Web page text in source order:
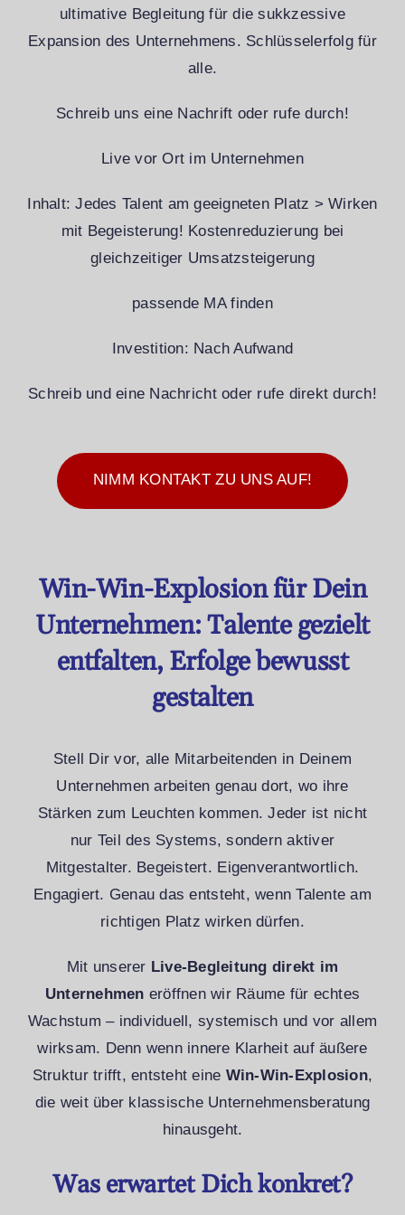
ultimative Begleitung für die sukkzessive
Expansion des Unternehmens. Schlüsselerfolg für
alle.
Schreib uns eine Nachrift oder rufe durch!
Live vor Ort im Unternehmen
Inhalt: Jedes Talent am geeigneten Platz > Wirken
mit Begeisterung! Kostenreduzierung bei
gleichzeitiger Umsatzsteigerung
passende MA finden
Investition: Nach Aufwand
Schreib und eine Nachricht oder rufe direkt durch!
NIMM KONTAKT ZU UNS AUF!
Win-Win-Explosion für Dein
Unternehmen: Talente gezielt
entfalten, Erfolge bewusst
gestalten
Stell Dir vor, alle Mitarbeitenden in Deinem
Unternehmen arbeiten genau dort, wo ihre
Stärken zum Leuchten kommen. Jeder ist nicht
nur Teil des Systems, sondern aktiver
Mitgestalter. Begeistert. Eigenverantwortlich.
Engagiert. Genau das entsteht, wenn Talente am
richtigen Platz wirken dürfen.
Mit unserer Live-Begleitung direkt im
Unternehmen eröffnen wir Räume für echtes
Wachstum – individuell, systemisch und vor allem
wirksam. Denn wenn innere Klarheit auf äußere
Struktur trifft, entsteht eine Win-Win-Explosion,
die weit über klassische Unternehmensberatung
hinausgeht.
Was erwartet Dich konkret?